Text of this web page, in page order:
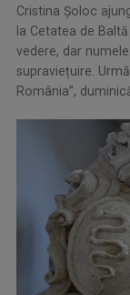
Cristina Șoloc
la Cetatea de
vedere, dar
supraviețuire.
România”,